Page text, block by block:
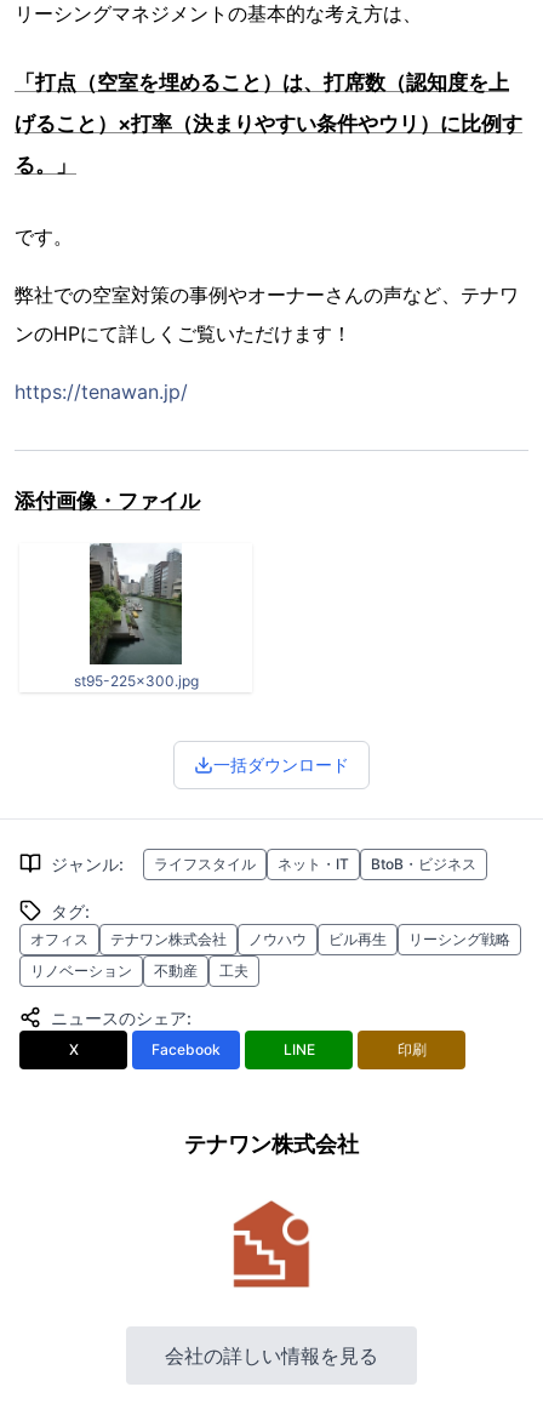
リーシングマネジメントの基本的な考え方は、
「打点（空室を埋めること）は、打席数（認知度を上
げること）×打率（決まりやすい条件やウリ）に比例す
る。」
です。
弊社での空室対策の事例やオーナーさんの声など、テナワ
ンのHPにて詳しくご覧いただけます！
https://tenawan.jp/
添付画像・ファイル
st95-225x300.jpg
一括ダウンロード
ジャンル: ライフスタイル ネット・IT BtoB・ビジネス
タグ:
オフィス テナワン株式会社 ノウハウ ビル再生
リーシング戦略
リノベーション
不動産 工夫
ニュースのシェア:
X Facebook LINE 印刷
テナワン株式会社
会社の詳しい情報を見る